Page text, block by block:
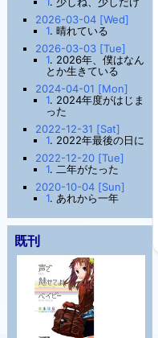
2026-03-04 [Wed]
1. 晴れている
2026-03-03 [Tue]
1. 2026年、僕はなん
とか生きている
2024-04-01 [Mon]
1. 2024年度がはじま
った
2022-12-31 [Sat]
1. 2022年最後の日に
2022-12-20 [Tue]
1. 二年がたった
2020-10-04 [Sun]
1. あれから一年
既刊